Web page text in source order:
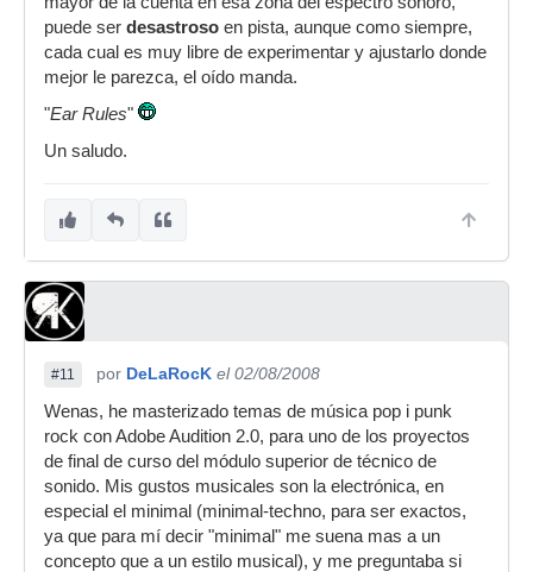
puede ser desastroso en pista, aunque como siempre,
cada cual es muy libre de experimentar y ajustarlo donde
mejor le parezca, el oído manda.
"Ear Rules"
Un saludo.
#11 por DeLaRocK el 02/08/2008
Wenas, he masterizado temas de música pop i punk
rock con Adobe Audition 2.0, para uno de los proyectos
de final de curso del módulo superior de técnico de
sonido. Mis gustos musicales son la electrónica, en
especial el minimal (minimal-techno, para ser exactos,
ya que para mí decir "minimal" me suena mas a un
concepto que a un estilo musical), y me preguntaba si